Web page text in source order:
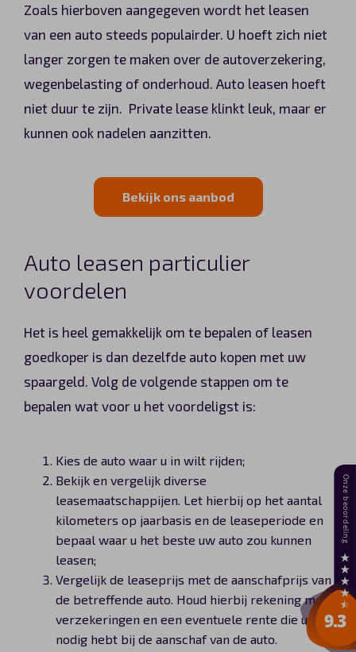
Zoals hierboven aangegeven wordt het leasen
van een auto steeds populairder. U hoeft zich niet
langer zorgen te maken over de autoverzekering,
wegenbelasting of onderhoud. Auto leasen hoeft
niet duur te zijn. Private lease klinkt leuk, maar er
kunnen ook nadelen aanzitten.
Bekijk ons aanbod
Auto leasen particulier
voordelen
Het is heel gemakkelijk om te bepalen of leasen
goedkoper is dan dezelfde auto kopen met uw
spaargeld. Volg de volgende stappen om te
bepalen wat voor u het voordeligst is:
Kies de auto waar u in wilt rijden;
Bekijk en vergelijk diverse
leasemaatschappijen. Let hierbij op het aantal
kilometers op jaarbasis en de leaseperiode en
bepaal waar u het beste uw auto zou kunnen
leasen;
Vergelijk de leaseprijs met de aanschafprijs van
de betreffende auto. Houd hierbij rekening met
verzekeringen en een eventuele rente die u
nodig hebt bij de aanschaf van de auto.